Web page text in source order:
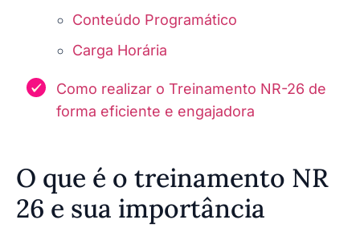
Conteúdo Programático
Carga Horária
Como realizar o Treinamento NR-26 de
forma eficiente e engajadora
O que é o treinamento NR
26 e sua importância